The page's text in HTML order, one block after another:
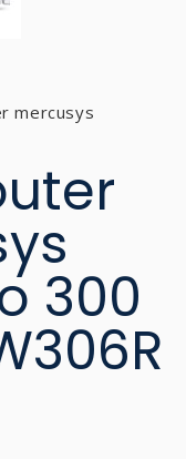
mercusys
300